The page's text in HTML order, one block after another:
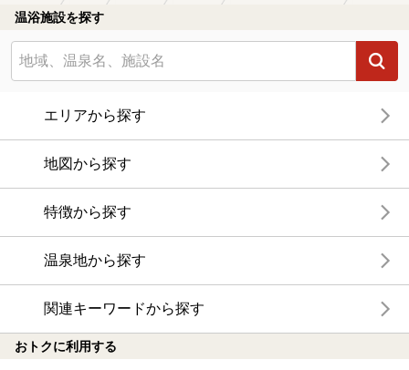
温浴施設を探す
エリアから探す
地図から探す
特徴から探す
温泉地から探す
関連キーワードから探す
おトクに利用する